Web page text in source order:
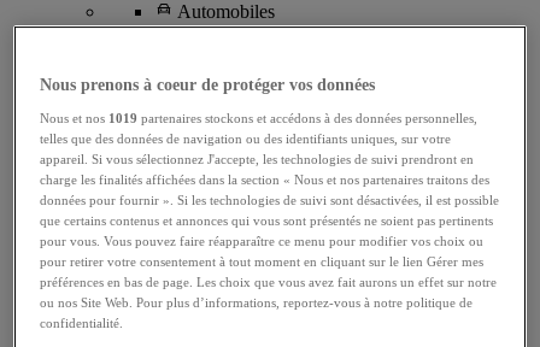
Automobiles
Ventes Autos
Achats Autos
Achats de pièces
Motos
Ventes Motos
Ventes de pièces
Achats Motos
Achats de pièces
Utilitaires
Ventes Utilitaires
Ventes de pièces
Achats Utilitaires
Nous prenons à coeur de protéger vos données
Nous et nos 1019 partenaires stockons et accédons à des données personnelles,
telles que des données de navigation ou des identifiants uniques, sur votre
appareil. Si vous sélectionnez J'accepte, les technologies de suivi prendront en
charge les finalités affichées dans la section « Nous et nos partenaires traitons des
données pour fournir ». Si les technologies de suivi sont désactivées, il est possible
que certains contenus et annonces qui vous sont présentés ne soient pas pertinents
pour vous. Vous pouvez faire réapparaître ce menu pour modifier vos choix ou
pour retirer votre consentement à tout moment en cliquant sur le lien Gérer mes
préférences en bas de page. Les choix que vous avez fait aurons un effet sur notre
ou nos Site Web. Pour plus d’informations, reportez-vous à notre politique de
confidentialité.